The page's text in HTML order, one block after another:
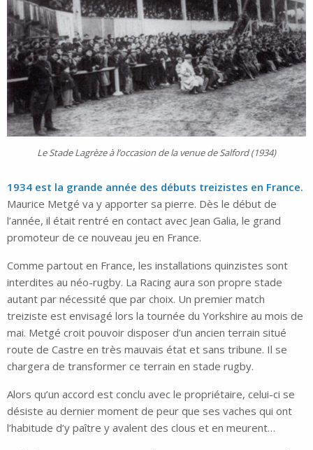
Le Stade Lagrèze à l’occasion de la venue de Salford (1934)
1934 est la grande année des débuts treizistes en France.
Maurice Metgé va y apporter sa pierre. Dès le début de
l’année, il était rentré en contact avec Jean Galia, le grand
promoteur de ce nouveau jeu en France.
Comme partout en France, les installations quinzistes sont
interdites au néo-rugby. La Racing aura son propre stade
autant par nécessité que par choix. Un premier match
treiziste est envisagé lors la tournée du Yorkshire au mois de
mai. Metgé croit pouvoir disposer d’un ancien terrain situé
route de Castre en très mauvais état et sans tribune. Il se
chargera de transformer ce terrain en stade rugby.
Alors qu’un accord est conclu avec le propriétaire, celui-ci se
désiste au dernier moment de peur que ses vaches qui ont
l’habitude d’y paître y avalent des clous et en meurent…